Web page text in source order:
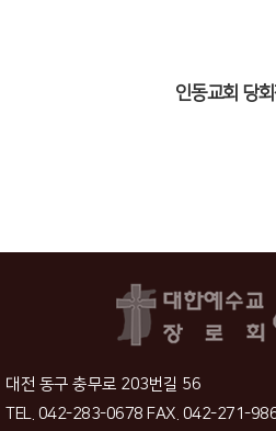
인동교회 당
대전 동구 충무로 203번길 56
TEL. 042-283-0678 FAX. 042-271-